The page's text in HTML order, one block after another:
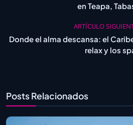
en Teapa,
ARTÍCULO
Donde el alma descansa: el
relax y los
Posts Relacionados